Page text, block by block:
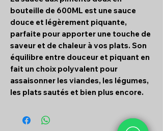
bouteille de 600ML est une sauce
douce et légèrement piquante,
parfaite pour apporter une touche de
saveur et de chaleur à vos plats. Son
équilibre entre douceur et piquant en
fait un choix polyvalent pour
assaisonner les viandes, les légumes,
les plats sautés et bien plus encore.